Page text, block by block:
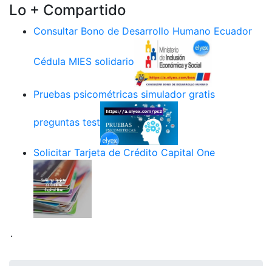
Lo + Compartido
Consultar Bono de Desarrollo Humano Ecuador
Cédula MIES solidario
Pruebas psicométricas simulador gratis
preguntas test
Solicitar Tarjeta de Crédito Capital One
.